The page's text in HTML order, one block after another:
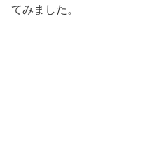
てみました。